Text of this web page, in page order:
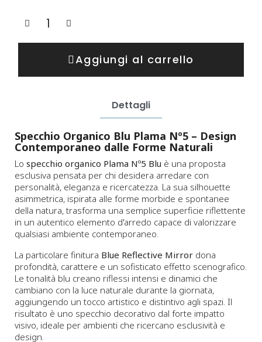
Aggiungi al carrello
Dettagli
Specchio Organico Blu Plama Nº5 – Design
Contemporaneo dalle Forme Naturali
Lo specchio organico Plama Nº5 Blu è una proposta
esclusiva pensata per chi desidera arredare con
personalità, eleganza e ricercatezza. La sua silhouette
asimmetrica, ispirata alle forme morbide e spontanee
della natura, trasforma una semplice superficie riflettente
in un autentico elemento d'arredo capace di valorizzare
qualsiasi ambiente contemporaneo.
La particolare finitura Blue Reflective Mirror dona
profondità, carattere e un sofisticato effetto scenografico.
Le tonalità blu creano riflessi intensi e dinamici che
cambiano con la luce naturale durante la giornata,
aggiungendo un tocco artistico e distintivo agli spazi. Il
risultato è uno specchio decorativo dal forte impatto
visivo, ideale per ambienti che ricercano esclusività e
design.